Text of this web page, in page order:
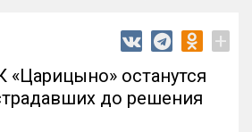
+
останутся
до решения